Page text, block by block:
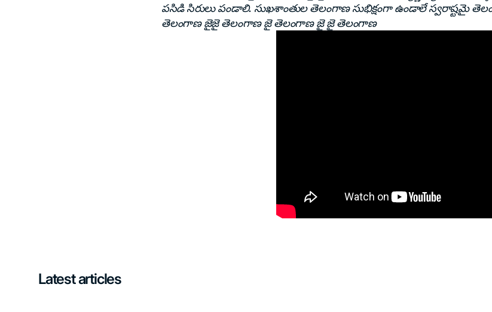
పసిడి సిరులు పండాలి. సుఖశాంతుల తెలంగాణ సుభిక్షంగా ఉండాలే స్వరాష్టమై
తెలంగాణ జైజై తెలంగాణ జై తెలంగాణ జై జై తెలంగాణ
Latest articles